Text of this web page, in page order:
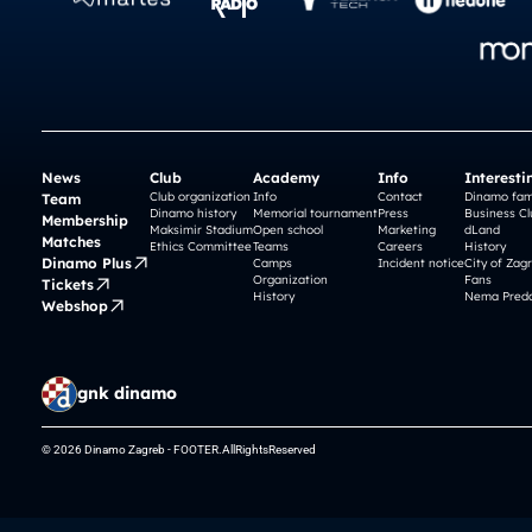
News
Team
Membership
Matches
Dinamo Plus
Tickets
Webshop
Club
Club organization
Dinamo history
Maksimir Stadium
Ethics Committee
Academy
Info
Memorial tournament
Open school
Teams
Camps
Organization
History
Info
Contact
Press
Marketing
Careers
Incident notice
Dinamo
Business
dLand
History
City of
Fans
Nema
gnk dinamo
© 2026 Dinamo Zagreb - FOOTER.AllRightsReserved